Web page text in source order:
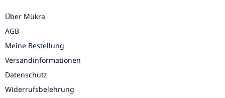
Über Mükra
AGB
Meine Bestellung
Versandinformationen
Datenschutz
Widerrufsbelehrung